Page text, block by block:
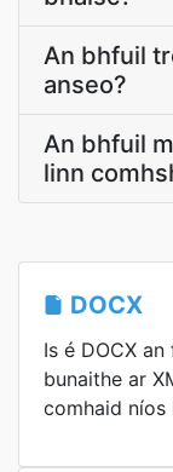
An bhfuil
anseo?
An bhfuil
linn
DOCX
Is é DOCX
bunaithe ar
comhaid níos